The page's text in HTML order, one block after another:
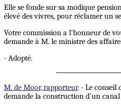
Elle se fonde sur sa modique
élevé des vivres, pour réclamer un
Votre commission a l'honneur de
demande à M. le ministre des
- Adopté.
M. de Moor, rapporteur. - Le conseil
demande la construction d'un canal